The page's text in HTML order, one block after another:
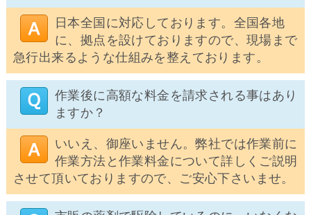
日本全国に対応しております。全国各地
に、拠点を設けておりますので、現場まで
急行出来るような仕組みを整えております。
作業後に高額な料金を請求される事はあり
ますか？
いいえ、御座いません。弊社では作業前に
作業方法と作業料金について詳しくご説明
させて頂いておりますので、ご安心下さいませ。